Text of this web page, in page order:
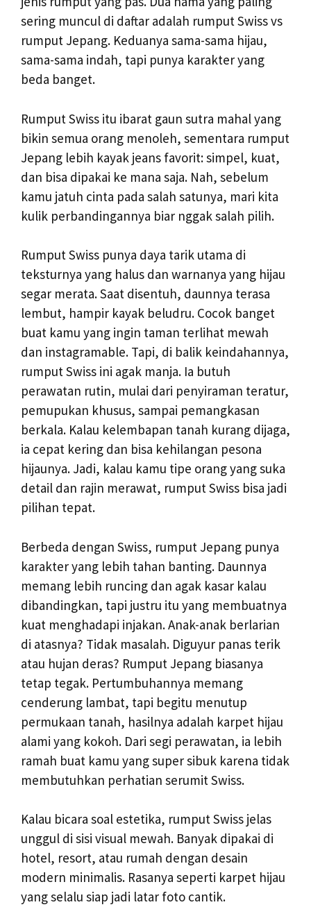
sering muncul di daftar adalah rumput Swiss vs
rumput Jepang. Keduanya sama-sama hijau,
sama-sama indah, tapi punya karakter yang
beda banget.
Rumput Swiss itu ibarat gaun sutra mahal yang
bikin semua orang menoleh, sementara rumput
Jepang lebih kayak jeans favorit: simpel, kuat,
dan bisa dipakai ke mana saja. Nah, sebelum
kamu jatuh cinta pada salah satunya, mari kita
kulik perbandingannya biar nggak salah pilih.
Rumput Swiss punya daya tarik utama di
teksturnya yang halus dan warnanya yang hijau
segar merata. Saat disentuh, daunnya terasa
lembut, hampir kayak beludru. Cocok banget
buat kamu yang ingin taman terlihat mewah
dan instagramable. Tapi, di balik keindahannya,
rumput Swiss ini agak manja. Ia butuh
perawatan rutin, mulai dari penyiraman teratur,
pemupukan khusus, sampai pemangkasan
berkala. Kalau kelembapan tanah kurang dijaga,
ia cepat kering dan bisa kehilangan pesona
hijaunya. Jadi, kalau kamu tipe orang yang suka
detail dan rajin merawat, rumput Swiss bisa jadi
pilihan tepat.
Berbeda dengan Swiss, rumput Jepang punya
karakter yang lebih tahan banting. Daunnya
memang lebih runcing dan agak kasar kalau
dibandingkan, tapi justru itu yang membuatnya
kuat menghadapi injakan. Anak-anak berlarian
di atasnya? Tidak masalah. Diguyur panas terik
atau hujan deras? Rumput Jepang biasanya
tetap tegak. Pertumbuhannya memang
cenderung lambat, tapi begitu menutup
permukaan tanah, hasilnya adalah karpet hijau
alami yang kokoh. Dari segi perawatan, ia lebih
ramah buat kamu yang super sibuk karena tidak
membutuhkan perhatian serumit Swiss.
Kalau bicara soal estetika, rumput Swiss jelas
unggul di sisi visual mewah. Banyak dipakai di
hotel, resort, atau rumah dengan desain
modern minimalis. Rasanya seperti karpet hijau
yang selalu siap jadi latar foto cantik.